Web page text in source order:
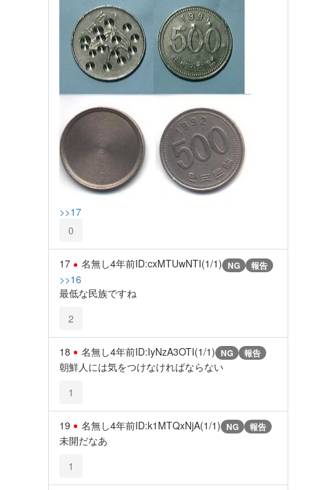
>>17
0
17 名無し4年前ID:cxMTUwNTI(1/1) NG 報告
>>16
最低な民族ですね
2
18 名無し4年前ID:IyNzA3OTI(1/1) NG 報告
朝鮮人には気をつけなければならない
1
19 名無し4年前ID:k1MTQxNjA(1/1) NG 報告
未開だなあ
1